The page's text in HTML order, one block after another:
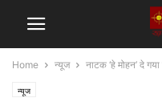
Home न्यूज नाटक ‘हे मोहन’ दे
न्यूज